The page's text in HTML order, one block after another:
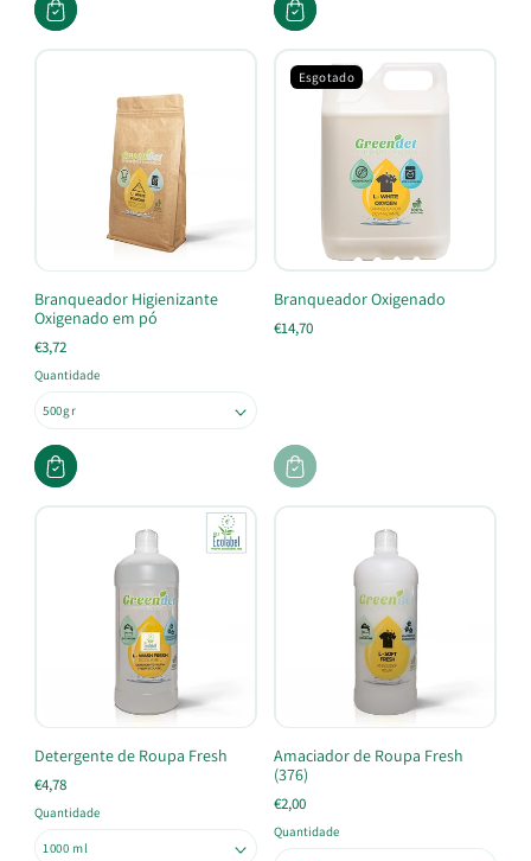
Branqueador Higienizante
Oxigenado em pó
€3,72
Quantidade
Esgotado
Branqueador Oxigenado
€14,70
Detergente de Roupa Fresh
€4,78
Quantidade
Amaciador de Roupa Fresh
(376)
€2,00
Quantidade